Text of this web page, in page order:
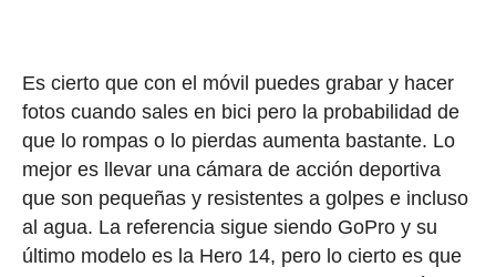
Es cierto que con el móvil puedes grabar y hacer
fotos cuando sales en bici pero la probabilidad de
que lo rompas o lo pierdas aumenta bastante. Lo
mejor es llevar una cámara de acción deportiva
que son pequeñas y resistentes a golpes e incluso
al agua. La referencia sigue siendo GoPro y su
último modelo es la Hero 14, pero lo cierto es que